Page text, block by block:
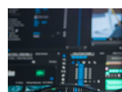
folyóiratokról?
rész"